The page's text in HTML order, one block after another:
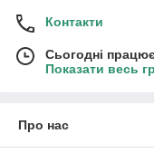
Контакти
Сьогодні
Показати весь
Про нас